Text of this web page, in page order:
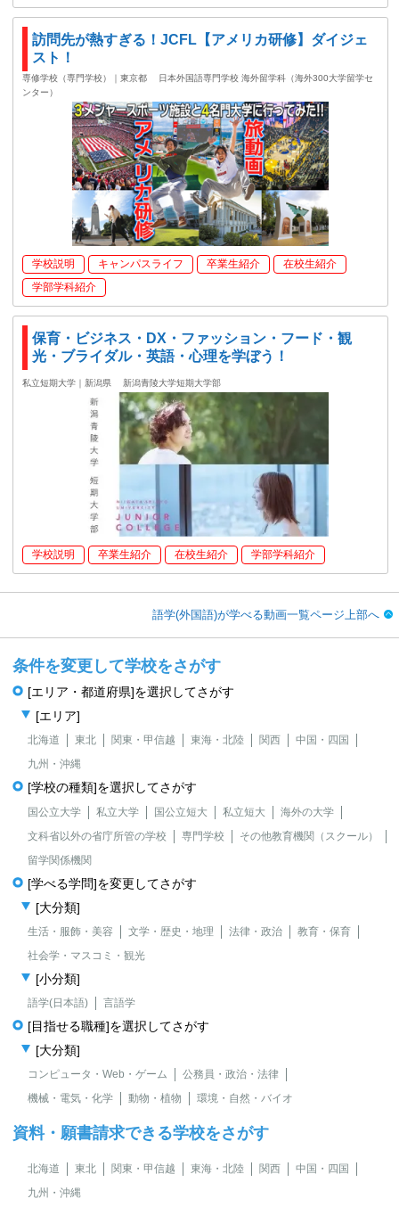
訪問先が熱すぎる！JCFL【アメリカ研修】ダイジェ
スト！
専修学校（専門学校）｜東京都
日本外国語専門学校 海外留学科（海外300大学留学セ
ンター）
学校説明 キャンパスライフ 卒業生紹介
在校生紹介
学部学科紹介
保育・ビジネス・DX・ファッション・フード・観
光・ブライダル・英語・心理を学ぼう！
私立短期大学｜新潟県 新潟青陵大学短期大学部
学校説明 卒業生紹介 在校生紹介 学部学科紹介
語学(外国語)が学べる動画一覧ページ上部へ
条件を変更して学校をさがす
[エリア・都道府県]を選択してさがす
[エリア]
北海道 東北 関東・甲信越 東海・北陸 関西
中国・四国
九州・沖縄
[学校の種類]を選択してさがす
国公立大学 私立大学 国公立短大 私立短大
海外の大学
文科省以外の省庁所管の学校
専門学校
その他教育機関（スクール）
留学関係機関
[学べる学問]を変更してさがす
[大分類]
生活・服飾・美容 文学・歴史・地理 法律・政治
教育・保育
社会学・マスコミ・観光
[小分類]
語学(日本語) 言語学
[目指せる職種]を選択してさがす
[大分類]
コンピュータ・Web・ゲーム
公務員・政治・法律
機械・電気・化学
動物・植物 環境・自然・バイオ
資料・願書請求できる学校をさがす
北海道 東北 関東・甲信越 東海・北陸 関西
中国・四国
九州・沖縄